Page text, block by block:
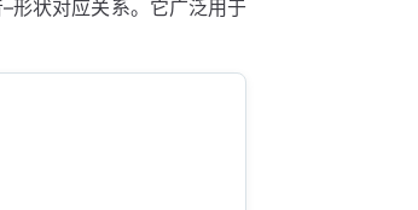
形状对应关系。它广泛用于